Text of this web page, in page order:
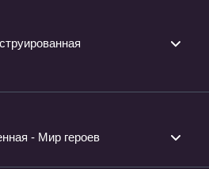
- Мир героев